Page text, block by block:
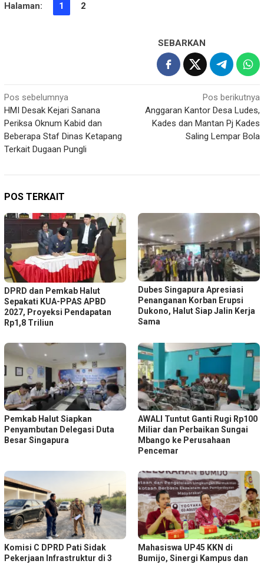
Halaman: 1 2
SEBARKAN
Navigasi
pos
Pos sebelumnya
HMI Desak Kejari Sanana
Periksa Oknum Kabid dan
Beberapa Staf Dinas Ketapang
Terkait Dugaan Pungli
Pos berikutnya
Anggaran Kantor Desa Ludes,
Kades dan Mantan Pj Kades
Saling Lempar Bola
POS TERKAIT
DPRD dan Pemkab Halut
Sepakati KUA-PPAS APBD
2027, Proyeksi Pendapatan
Rp1,8 Triliun
Dubes Singapura Apresiasi
Penanganan Korban Erupsi
Dukono, Halut Siap Jalin Kerja
Sama
Pemkab Halut Siapkan
Penyambutan Delegasi Duta
Besar Singapura
AWALI Tuntut Ganti Rugi Rp100
Miliar dan Perbaikan Sungai
Mbango ke Perusahaan
Pencemar
Komisi C DPRD Pati Sidak
Pekerjaan Infrastruktur di 3
Mahasiswa UP45 KKN di
Bumijo, Sinergi Kampus dan